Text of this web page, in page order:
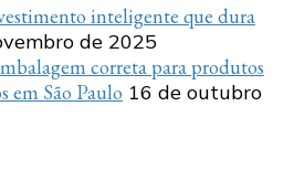
inteligente que dura
de 2025
correta para produtos
em São Paulo 16 de outubro